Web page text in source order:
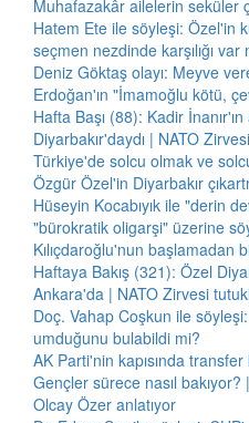
Muhafazakâr ailelerin seküler
Hatem Ete ile söyleşi: Özel'in
seçmen nezdinde karşılığı var
Deniz Göktaş olayı: Meyve
Erdoğan'ın "İmamoğlu kötü,
Hafta Başı (88): Kadir
Diyarbakır'daydı | NATO
Türkiye'de solcu olmak ve
Özgür Özel'in Diyarbakır
Hüseyin Kocabıyık ile "derin
"bürokratik oligarşi" üzerine
Kılıçdaroğlu'nun başlamadan
Haftaya Bakış (321): Özel
Ankara'da | NATO Zirvesi
Doç. Vahap Coşkun ile
umduğunu bulabildi mi?
AK Parti'nin kapısında
Gençler sürece nasıl
Olcay Özer anlatıyor